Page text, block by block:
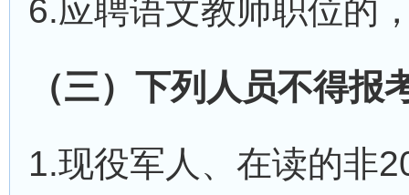
6.应聘语文教师职位的
（三）下列人员不得报
1.现役军人、在读的非